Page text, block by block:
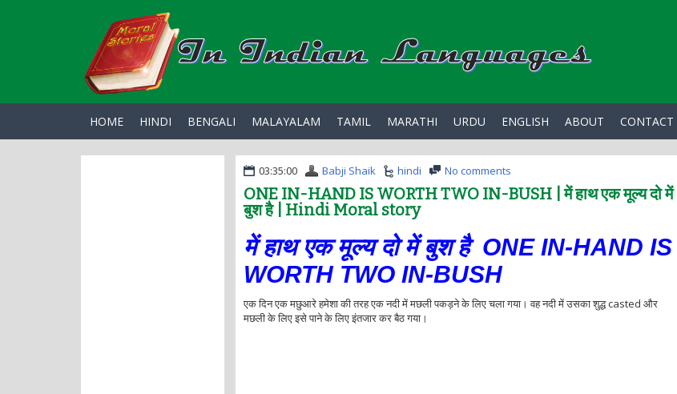
HOME HINDI BENGALI MALAYALAM TAMIL MARATHI URDU ENGLISH ABOUT CONTACT
03:35:00 Babji Shaik hindi No comments
ONE IN-HAND IS WORTH TWO IN-BUSH | में हाथ एक मूल्य दो में
बुश है | Hindi Moral story
में हाथ एक मूल्य दो में बुश है ONE IN-HAND IS
WORTH TWO IN-BUSH
एक दिन एक मछुआरे हमेशा की तरह एक नदी में मछली पकड़ने के लिए चला गया। वह नदी में उसका शुद्ध casted और
मछली के लिए इसे पाने के लिए इंतजार कर बैठ गया।